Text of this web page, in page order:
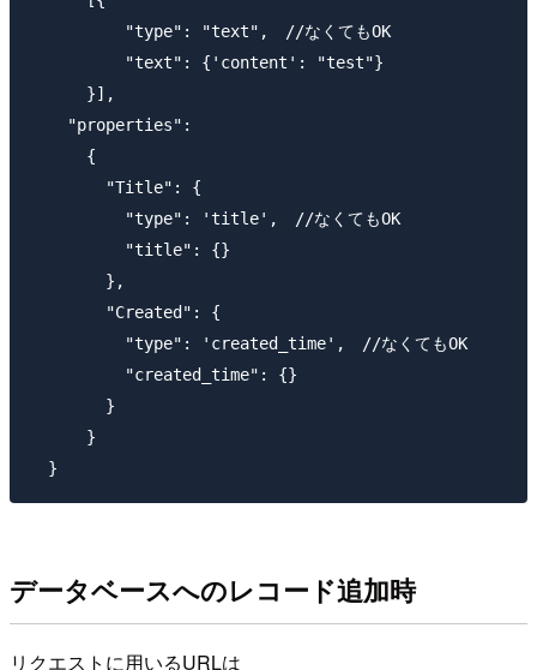
          "type": "text",　//なくてもOK
          "text": {'content': "test"}
      }],
    "properties":
      {
        "Title": {
          "type": 'title',　//なくてもOK
          "title": {}
        },
        "Created": {
          "type": 'created_time',　//なくてもOK
          "created_time": {}
        }
      }
データベースへのレコード追加時
リクエストに用いるURLは